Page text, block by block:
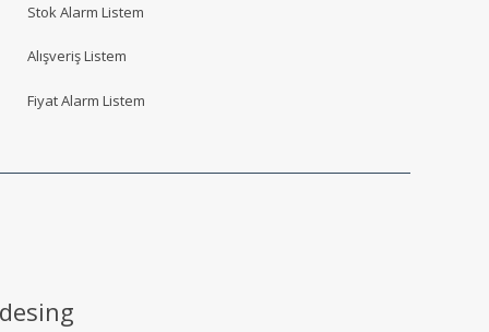
Stok Alarm Listem
Alışveriş Listem
Fiyat Alarm Listem